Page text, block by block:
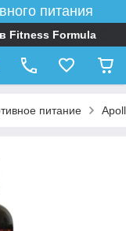
питания
Fitness Formula
питание